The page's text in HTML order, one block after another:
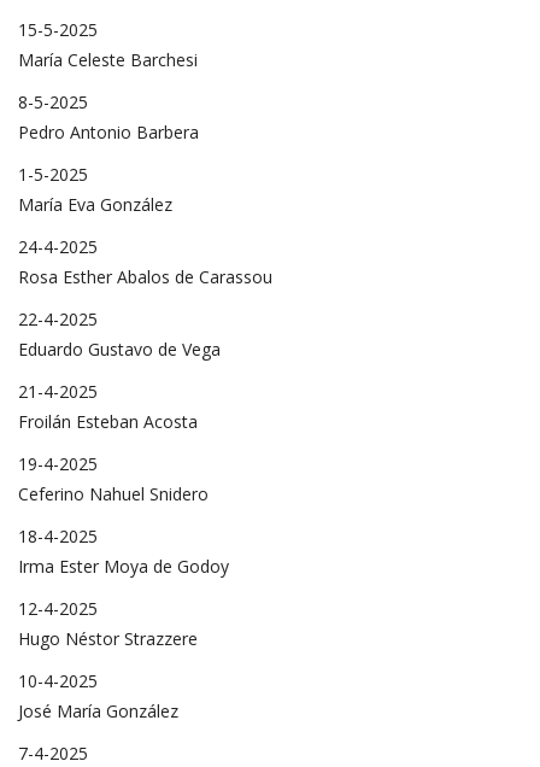
15-5-2025
María Celeste Barchesi
8-5-2025
Pedro Antonio Barbera
1-5-2025
María Eva González
24-4-2025
Rosa Esther Abalos de Carassou
22-4-2025
Eduardo Gustavo de Vega
21-4-2025
Froilán Esteban Acosta
19-4-2025
Ceferino Nahuel Snidero
18-4-2025
Irma Ester Moya de Godoy
12-4-2025
Hugo Néstor Strazzere
10-4-2025
José María González
7-4-2025